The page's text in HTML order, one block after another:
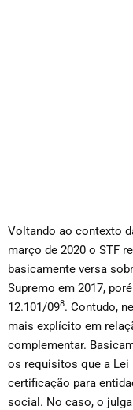
Voltando ao contexto
março de 2020 o STF
basicamente versa
Supremo em 2017,
12.101/098. Contudo,
mais explícito em
complementar.
os requisitos que a Lei
certificação para
social. No caso, o